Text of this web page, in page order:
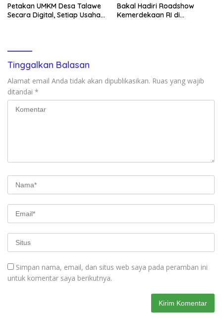
Petakan UMKM Desa Talawe
Secara Digital, Setiap Usaha
Bakal Hadiri Roadshow
Kemerdekaan RI di
Tinggalkan Balasan
Alamat email Anda tidak akan dipublikasikan. Ruas yang wajib
ditandai *
Simpan nama, email, dan situs web saya pada peramban ini
untuk komentar saya berikutnya.